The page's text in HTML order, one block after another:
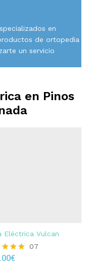
en
de ortopedia
un servicio
en Pinos
Eléctrica Vulcan
07
€